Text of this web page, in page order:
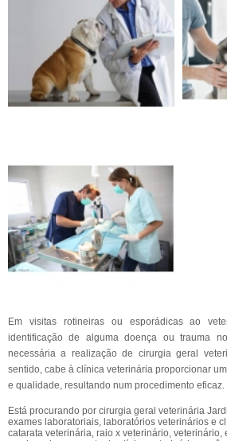
Em visitas rotineiras ou esporádicas ao
identificação de alguma doença ou trauma
necessária a realização de cirurgia geral
sentido, cabe à clínica veterinária proporcionar
e qualidade, resultando num procedimento eficaz.
Está procurando por cirurgia geral veterinária
exames laboratoriais, laboratórios veterinários e
catarata veterinária, raio x veterinário, veterinário,